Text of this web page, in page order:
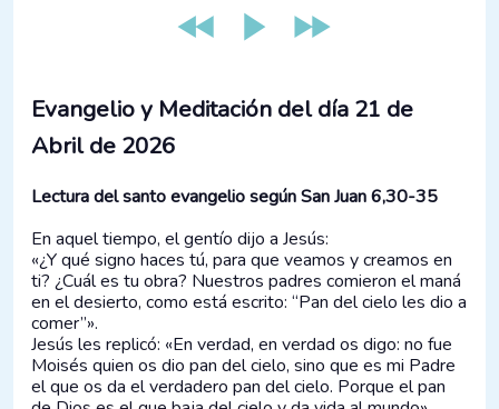
Evangelio y Meditación del día 21 de
Abril de 2026
Lectura del santo evangelio según San Juan 6,30-35
En aquel tiempo, el gentío dijo a Jesús:
«¿Y qué signo haces tú, para que veamos y creamos en
ti? ¿Cuál es tu obra? Nuestros padres comieron el maná
en el desierto, como está escrito: “Pan del cielo les dio a
comer”».
Jesús les replicó: «En verdad, en verdad os digo: no fue
Moisés quien os dio pan del cielo, sino que es mi Padre
el que os da el verdadero pan del cielo. Porque el pan